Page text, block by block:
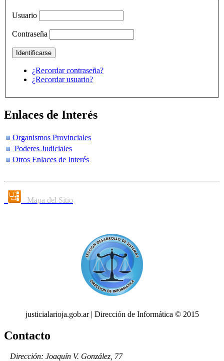
Usuario
Contraseña
¿Recordar contraseña?
¿Recordar usuario?
Enlaces de Interés
Organismos Provinciales
Poderes Judiciales
Otros Enlaces de Interés
Mapa del Sitio
justicialarioja.gob.ar | Dirección de Informática © 2015
Contacto
Dirección: Joaquín V. González, 77